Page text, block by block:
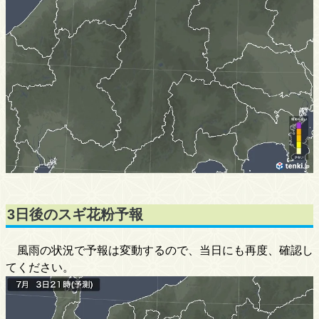
3日後のスギ花粉予報
風雨の状況で予報は変動するので、当日にも再度、確認し
てください。